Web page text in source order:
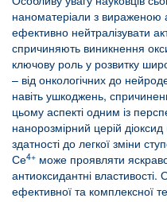
наноматеріали з вираженою
ефективно нейтралізувати
спричиняють виникнення
ключову роль у розвитку
– від онкологічних до
навіть ушкоджень,
цьому аспекті одним із
нанорозмірний церій
здатності до легкої зміни
Се4+ може проявляти
антиоксидантні
ефективної та комплексної